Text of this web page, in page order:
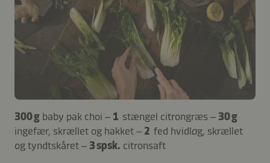
300 g baby pak choi – 1 stængel citrongræs – 30 g
ingefær, skrællet og hakket – 2 fed hvidløg, skrællet
og tyndtskåret – 3 spsk. citronsaft